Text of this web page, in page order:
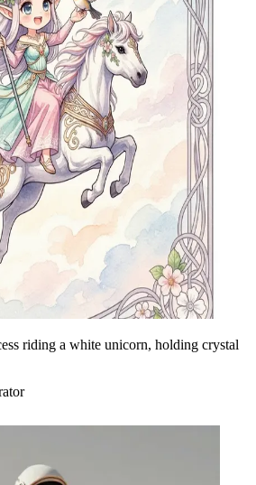
riding a white unicorn, holding crystal